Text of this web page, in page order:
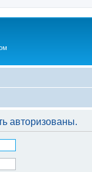
авторизованы.